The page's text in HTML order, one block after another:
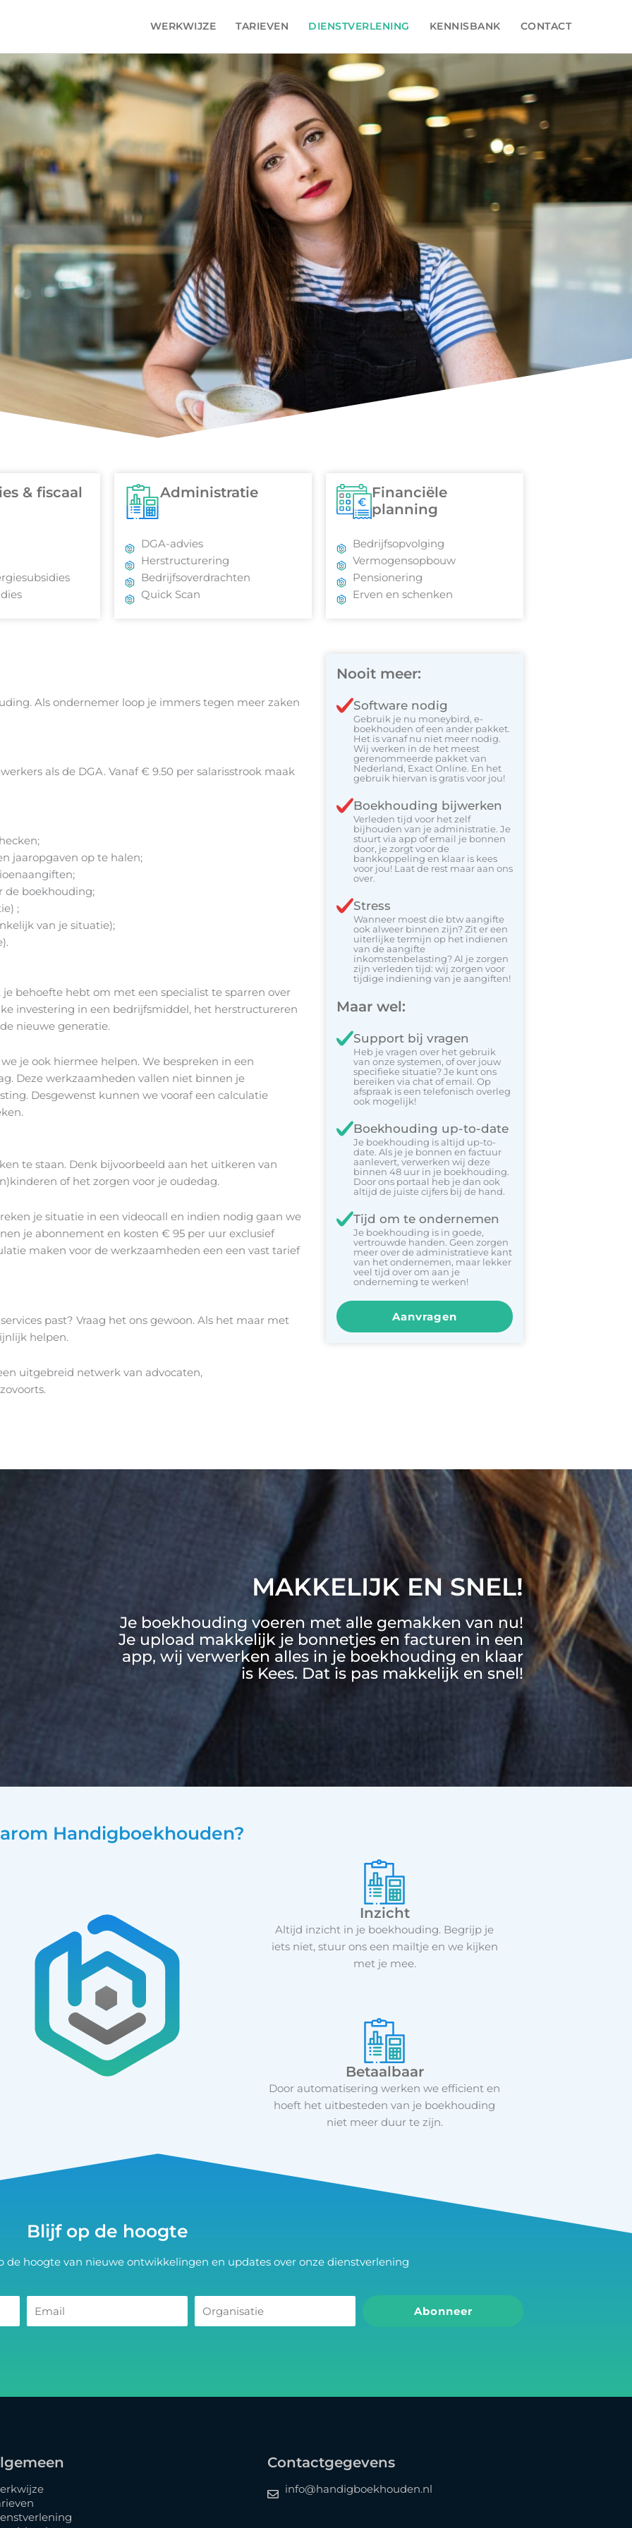
WERKWIJZE TARIEVEN DIENSTVERLENING KENNISBANK CONTACT
& fiscaal Administratie
DGA-advies
Herstructurering
Bedrijfsoverdrachten
Quick Scan
Financiële
planning
Bedrijfsopvolging
Vermogensopbouw
Pensionering
Erven en schenken
Als ondernemer loop je immers tegen meer zaken
als de DGA. Vanaf € 9.50 per salarisstrook maak
jaaropgaven op te halen;
de boekhouding;
;
van je situatie);
behoefte hebt om met een specialist te sparren over
investering in een bedrijfsmiddel, het herstructureren
nieuwe generatie.
je ook hiermee helpen. We bespreken in een
Deze werkzaamheden vallen niet binnen je
Desgewenst kunnen we vooraf een calculatie
te staan. Denk bijvoorbeeld aan het uitkeren van
of het zorgen voor je oudedag.
je situatie in een videocall en indien nodig gaan we
je abonnement en kosten € 95 per uur exclusief
maken voor de werkzaamheden een een vast tarief
past? Vraag het ons gewoon. Als het maar met
helpen.
uitgebreid netwerk van advocaten,
Nooit meer:
Software nodig
Gebruik je nu moneybird, e-
boekhouden of een ander pakket.
Het is vanaf nu niet meer nodig.
Wij werken in de het meest
gerenommeerde pakket van
Nederland, Exact Online. En het
gebruik hiervan is gratis voor jou!
Boekhouding bijwerken
Verleden tijd voor het zelf
bijhouden van je administratie. Je
stuurt via app of email je bonnen
door, je zorgt voor de
bankkoppeling en klaar is kees
voor jou! Laat de rest maar aan ons
over.
Stress
Wanneer moest die btw aangifte
ook alweer binnen zijn? Zit er een
uiterlijke termijn op het indienen
van de aangifte
inkomstenbelasting? Al je zorgen
zijn verleden tijd: wij zorgen voor
tijdige indiening van je aangiften!
Maar wel:
Support bij vragen
Heb je vragen over het gebruik
van onze systemen, of over jouw
specifieke situatie? Je kunt ons
bereiken via chat of email. Op
afspraak is een telefonisch overleg
ook mogelijk!
Boekhouding up-to-date
Je boekhouding is altijd up-to-
date. Als je je bonnen en factuur
aanlevert, verwerken wij deze
binnen 48 uur in je boekhouding.
Door ons portaal heb je dan ook
altijd de juiste cijfers bij de hand.
Tijd om te ondernemen
Je boekhouding is in goede,
vertrouwde handen. Geen zorgen
meer over de administratieve kant
van het ondernemen, maar lekker
veel tijd over om aan je
onderneming te werken!
Aanvragen
MAKKELIJK EN SNEL!
Je boekhouding voeren met alle gemakken van nu!
Je upload makkelijk je bonnetjes en facturen in een
app, wij verwerken alles in je boekhouding en klaar
is Kees. Dat is pas makkelijk en snel!
Handigboekhouden?
Inzicht
Altijd inzicht in je boekhouding. Begrijp je
iets niet, stuur ons een mailtje en we kijken
met je mee.
Betaalbaar
Door automatisering werken we efficient en
hoeft het uitbesteden van je boekhouding
niet meer duur te zijn.
Blijf op de hoogte
hoogte van nieuwe ontwikkelingen en updates over onze dienstverlening
Abonneer
Contactgegevens
info@handigboekhouden.nl